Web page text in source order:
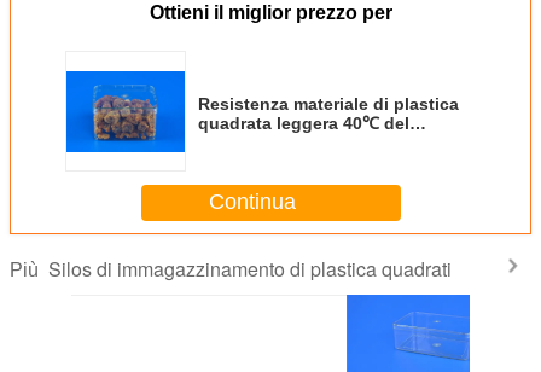
Ottieni il miglior prezzo per
Resistenza materiale di plastica
quadrata leggera 40℃ del
Continua
Più Silos di immagazzinamento di plastica quadrati